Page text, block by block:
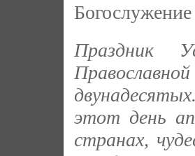
Праздник
этот день
странах,